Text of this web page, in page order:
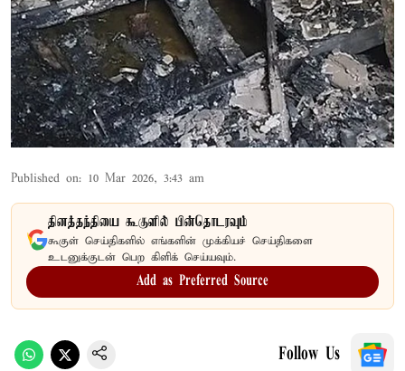
Published on: 10 Mar 2026, 3:43 am
தினத்தந்தியை கூகுளில் பின்தொடரவும்
கூகுள் செய்திகளில் எங்களின் முக்கியச் செய்திகளை
உடனுக்குடன் பெற கிளிக் செய்யவும்.
Add as Preferred Source
Follow Us